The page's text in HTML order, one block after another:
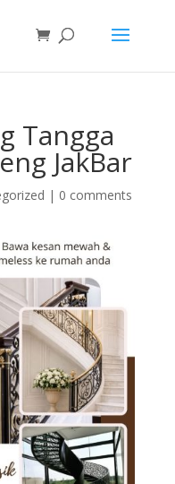
Tangga
JakBar
| 0 comments